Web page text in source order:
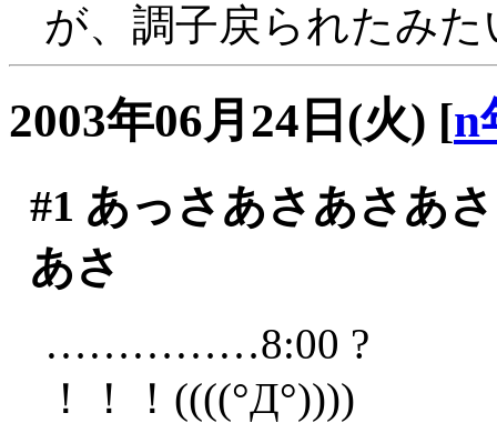
が、調子戻られたみ
2003年06月24日(火) [n
#1 あっさあさあさあ
あさ
……………8:00 ?
！！！((((°Д°))))